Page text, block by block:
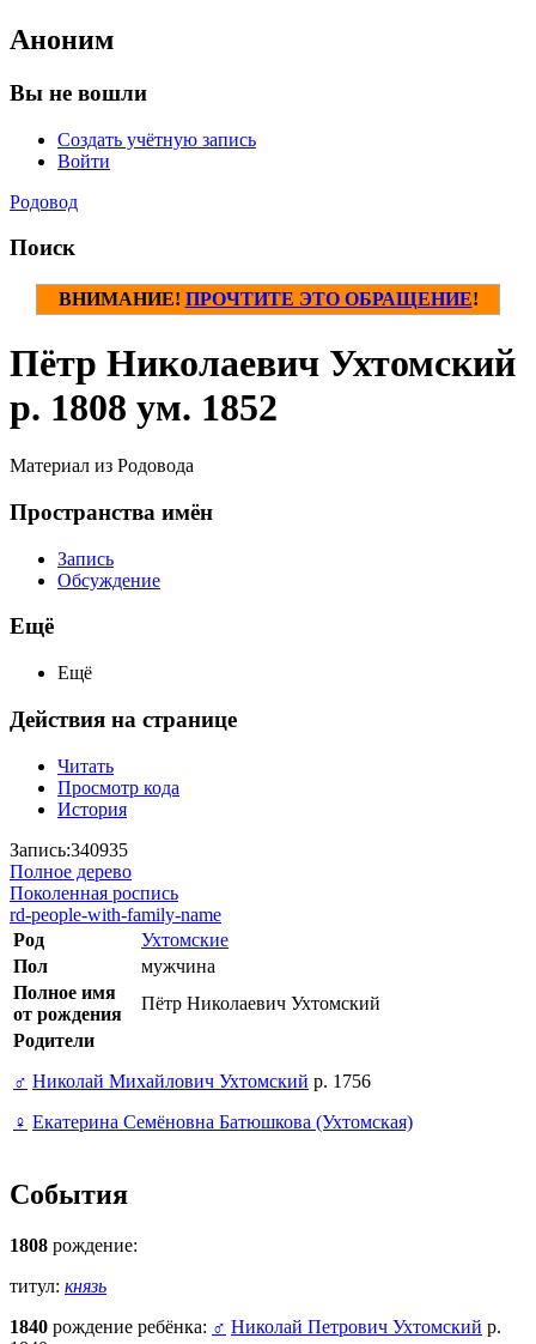
Аноним
Вы не вошли
Создать учётную запись
Войти
Родовод
Поиск
ВНИМАНИЕ! ПРОЧТИТЕ ЭТО ОБРАЩЕНИЕ!
Пётр Николаевич Ухтомский
р. 1808 ум. 1852
Материал из Родовода
Пространства имён
Запись
Обсуждение
Ещё
Ещё
Действия на странице
Читать
Просмотр кода
История
Запись:340935
Полное дерево
Поколенная роспись
rd-people-with-family-name
Род
Ухтомские
Пол
мужчина
Полное имя
от рождения
Пётр Николаевич Ухтомский
Родители
♂ Николай Михайлович Ухтомский р. 1756
♀ Екатерина Семёновна Батюшкова (Ухтомская)
События
1808 рождение:
титул: князь
1840 рождение ребёнка: ♂ Николай Петрович Ухтомский р.